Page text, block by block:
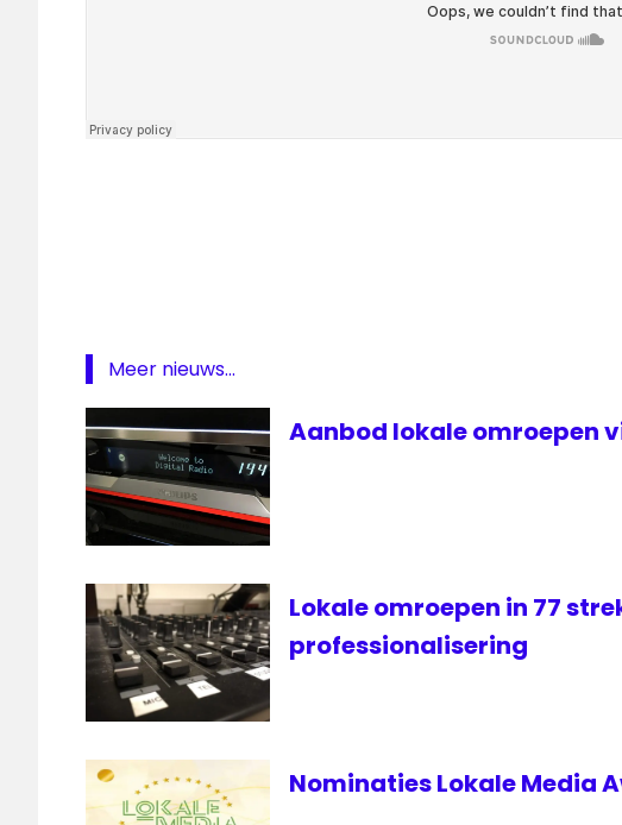
Radio
RTV
Dordrecht
samenwering
Meer nieuws...
Aanbod lokale omroepen
Lokale omroepen in 77
professionalisering
Nominaties Lokale Media